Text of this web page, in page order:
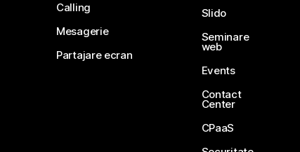
Calling
Mesagerie
Partajare ecran
Slido
Seminare
web
Events
Contact
Center
CPaaS